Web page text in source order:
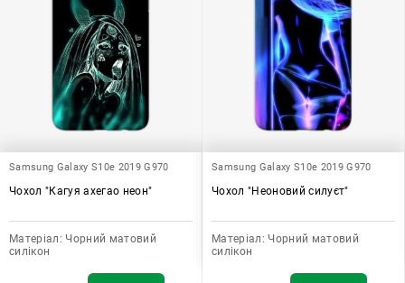
Samsung Galaxy S10e 2019 G970
Чохол "Кагуя ахегао неон"
Матеріал: Чорний матовий
силікон
Samsung Galaxy S10e 2019 G970
Чохол "Неоновий силуєт"
Матеріал: Чорний матовий
силікон